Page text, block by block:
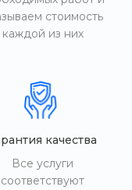
стоимость
каждой из них
качества
Все услуги
соответствуют